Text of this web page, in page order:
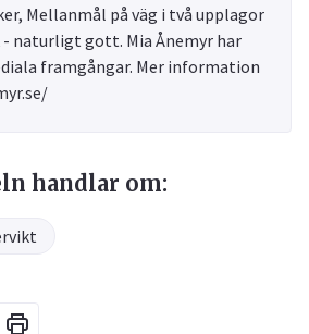
Mellanmål på väg i två upplagor
- naturligt gott. Mia Ånemyr har
framgångar. Mer information
handlar om: